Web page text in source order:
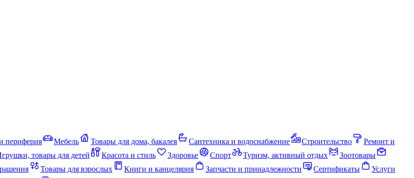
периферия Мебель Товары для дома, бакалея Сантехника и водоснабжение Строительство
Ремонт и
товары для детей Красота и стиль Здоровье Спорт Туризм, активный отдых
Зоотовары
Товары для взрослых Книги и канцелярия Запчасти и принадлежности Сертификаты
Услуги